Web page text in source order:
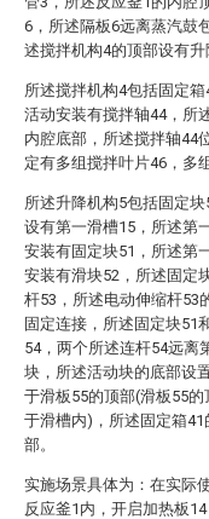
6，所述隔板6远离蒸汽鼓
述搅拌机构4的顶部设有升
所述搅拌机构4包括固定
活动安装有搅拌轴44，所
内腔底部，所述搅拌轴44
定有多组搅拌叶片46，多
所述升降机构5包括固定
设有第一滑槽15，所述第
安装有固定块51，所述第
安装有滑块52，所述固定
杆53，所述电动伸缩杆53
固定连接，所述固定块51
54，两个所述连杆54远离
块，所述活动块的底部设
于滑板55的顶部(滑板55
于滑槽内)，所述固定箱
部。
实施场景具体为：在实际
反应釜1内，开启加热板